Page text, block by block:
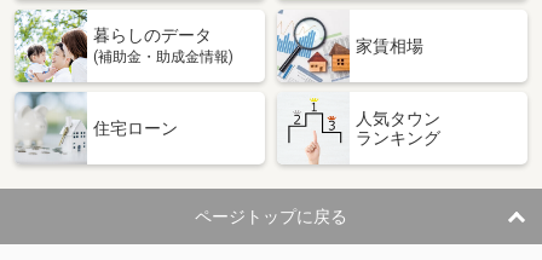
物件種別 貸倉庫
使用面積
62.41m²
福島県いわき市平字南町
15.40万円
住 所
福島県いわき市平字南町
物件種別 貸店舗・事務所
使用面積 86.4m²
暮らしのデータ
(補助金・助成金情報)
家賃相場
住宅ローン
人気タウン
ランキング
ページトップに戻る